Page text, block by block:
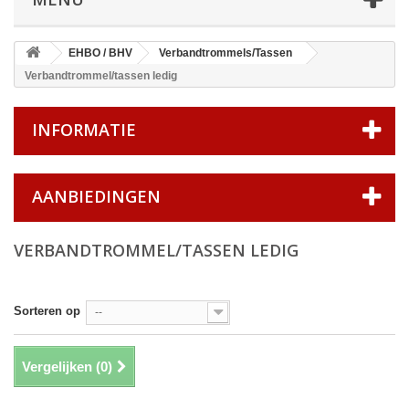
EHBO / BHV
Verbandtrommels/Tassen
Verbandtrommel/tassen ledig
INFORMATIE
AANBIEDINGEN
VERBANDTROMMEL/TASSEN LEDIG
Sorteren op --
Vergelijken (0)